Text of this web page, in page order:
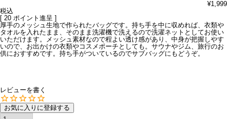
¥1,999
税込
[ 20 ポイント進呈 ]
厚手のメッシュ生地で作られたバッグです。持ち手を中に収めれば、衣類や
タオルを入れたまま、そのまま洗濯機で洗えるので洗濯ネットとしてお使い
いただけます。メッシュ素材なので程よい透け感があり、中身が把握しやす
いので、お出かけの衣類やコスメポーチとしても。サウナやジム、旅行のお
供におすすめです。持ち手がついているのでサブバッグにもどうぞ。
レビューを書く
お気に入りに登録する